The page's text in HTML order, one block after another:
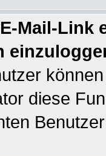
Mail-Link
diese